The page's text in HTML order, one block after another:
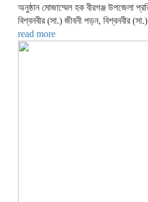
অনুষ্ঠান মোজাম্মেল হক বীরগঞ্জ উপজেলা
বিশ্বনবীর (সা.) জীবনী পড়ন, বিশ্বনবীর
read more